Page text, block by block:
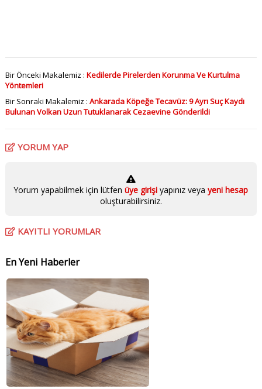
Bir Önceki Makalemiz : Kedilerde Pirelerden Korunma Ve Kurtulma
Yöntemleri
Bir Sonraki Makalemiz : Ankarada Köpeğe Tecavüz: 9 Ayrı Suç Kaydı
Bulunan Volkan Uzun Tutuklanarak Cezaevine Gönderildi
YORUM YAP
Yorum yapabilmek için lütfenüye girişiyapınız veya yeni hesap
oluşturabilirsiniz.
KAYITLI YORUMLAR
En Yeni Haberler